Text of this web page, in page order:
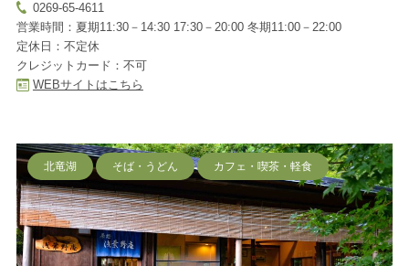
0269-65-4611
営業時間：夏期11:30－14:30 17:30－20:00 冬期11:00－22:00
定休日：不定休
クレジットカード：不可
WEBサイトはこちら
北竜湖 そば・うどん カフェ・喫茶・軽食